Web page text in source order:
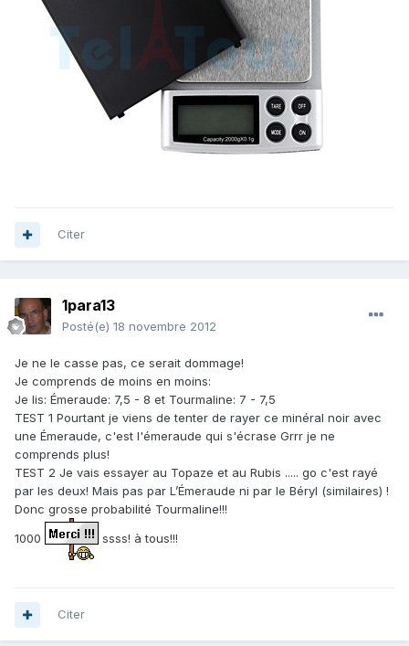
Citer
1para13
Posté(e) 18 novembre 2012
Je ne le casse pas, ce serait dommage!
Je comprends de moins en moins:
Je lis: Émeraude: 7,5 - 8 et Tourmaline: 7 - 7,5
TEST 1 Pourtant je viens de tenter de rayer ce minéral noir avec
une Émeraude, c'est l'émeraude qui s'écrase Grrr je ne
comprends plus!
TEST 2 Je vais essayer au Topaze et au Rubis ..... go c'est rayé
par les deux! Mais pas par L’Émeraude ni par le Béryl (similaires) !
Donc grosse probabilité Tourmaline!!!
1000
ssss! à tous!!!
Citer